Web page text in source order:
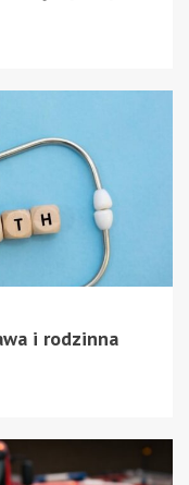
i rodzinna